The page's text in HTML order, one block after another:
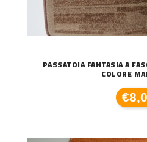
PASSATOIA FANTASIA A
COLORE